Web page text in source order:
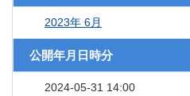
2023年 6月
公開年月日時分
2024-05-31 14:00